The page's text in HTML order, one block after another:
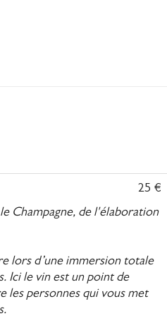
25 €
Champagne, de l'élaboration
lors d’une immersion totale
Ici le vin est un point de
les personnes qui vous met